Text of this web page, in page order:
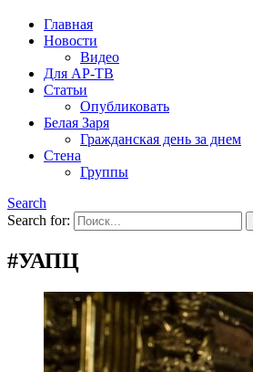
Главная
Новости
Видео
Для АР-ТВ
Статьи
Опубликовать
Белая Заря
Гражданская день за днем
Стена
Группы
Search
Search for:
#УАПЦ